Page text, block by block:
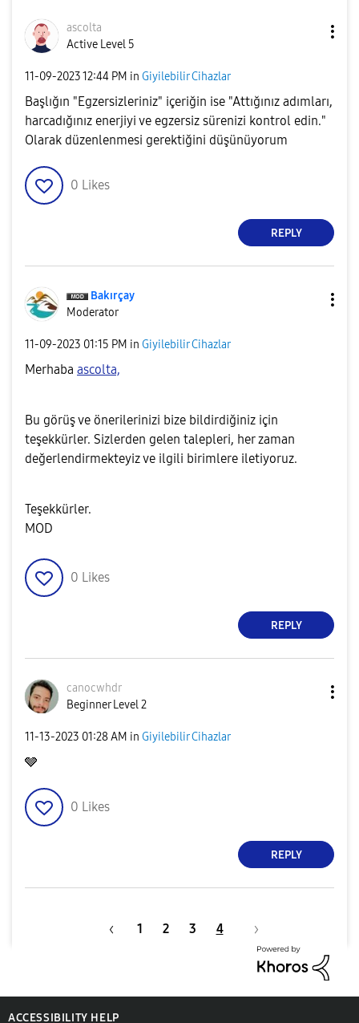
ascolta
Active Level 5
‎11-09-202312:44 PM in Giyilebilir Cihazlar
Başlığın "Egzersizleriniz" içeriğin ise "Attığınız adımları,
harcadığınız enerjiyi ve egzersiz sürenizi kontrol edin."
Olarak düzenlenmesi gerektiğini düşünüyorum
0 Likes
REPLY
Bakırçay
Moderator
‎11-09-2023 01:15 PM in Giyilebilir Cihazlar
Merhaba ascolta,
Bu görüş ve önerilerinizi bize bildirdiğiniz için
teşekkürler. Sizlerden gelen talepleri, her zaman
değerlendirmekteyiz ve ilgili birimlere iletiyoruz.
Teşekkürler.
MOD
0 Likes
REPLY
canocwhdr
Beginner Level 2
‎11-13-2023 01:28 AM in Giyilebilir Cihazlar
🩶
0 Likes
REPLY
1 2 3 4
ACCESSIBILITY HELP